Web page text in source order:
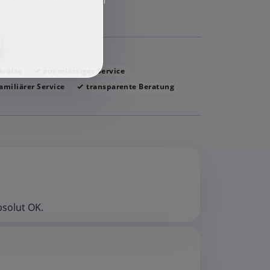
zuverlässiger Service
Service
transparente Beratung
OK.